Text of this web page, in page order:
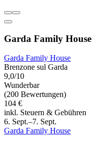
Garda Family House
Garda Family House
Brenzone sul Garda
9,0/10
Wunderbar
(200 Bewertungen)
104 €
inkl. Steuern & Gebühren
6. Sept.–7. Sept.
Garda Family House